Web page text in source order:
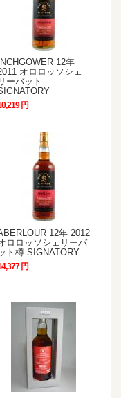
INCHGOWER 12年
オロロッソシェ
リーバット
円
12年 2012
ロロッソシェリーバ
ト樽 SIGNATORY
円